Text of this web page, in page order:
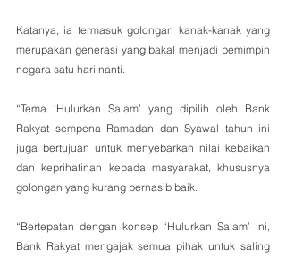
Katanya, ia termasuk golongan kanak-kanak yang
merupakan generasi yang bakal menjadi pemimpin
negara satu hari nanti.
“Tema ‘Hulurkan Salam’ yang dipilih oleh Bank
Rakyat sempena Ramadan dan Syawal tahun ini
juga bertujuan untuk menyebarkan nilai kebaikan
dan keprihatinan kepada masyarakat, khususnya
golongan yang kurang bernasib baik.
“Bertepatan dengan konsep ‘Hulurkan Salam’ ini,
Bank Rakyat mengajak semua pihak untuk saling